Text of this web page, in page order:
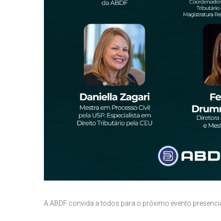
A ABDF convida a todos para o próximo evento